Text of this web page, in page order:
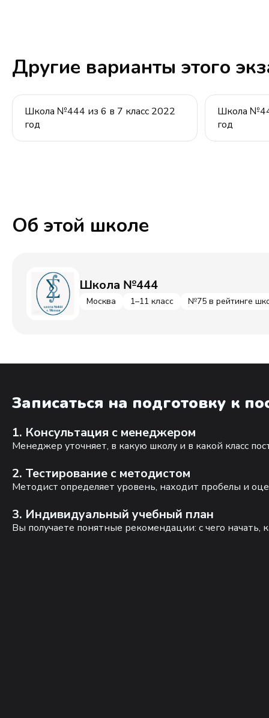
Другие варианты этого
Школа №444 из 6 в 7 класс 2022
год
Школа
год
Об этой школе
Школа №444
Москва 1–11 класс №75 в рейтинге
Записаться на подготовку к
1. Консультация с менеджером
Менеджер уточняет, в какую школу и в какой класс
2. Тестирование с методистом
Методист определяет уровень, находит пробелы и
3. Индивидуальный учебный план
Вы получаете понятные рекомендации: с чего начать,